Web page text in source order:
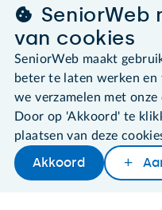
Later lezen
SeniorWeb.
De
030 - 276 99 65
leden@seniorweb.nl
©2026 SeniorWeb
SeniorWeb
van cookies
SeniorWeb maakt
beter te laten werken en
we verzamelen met
Door op 'Akkoord' te
plaatsen van deze
Akkoord